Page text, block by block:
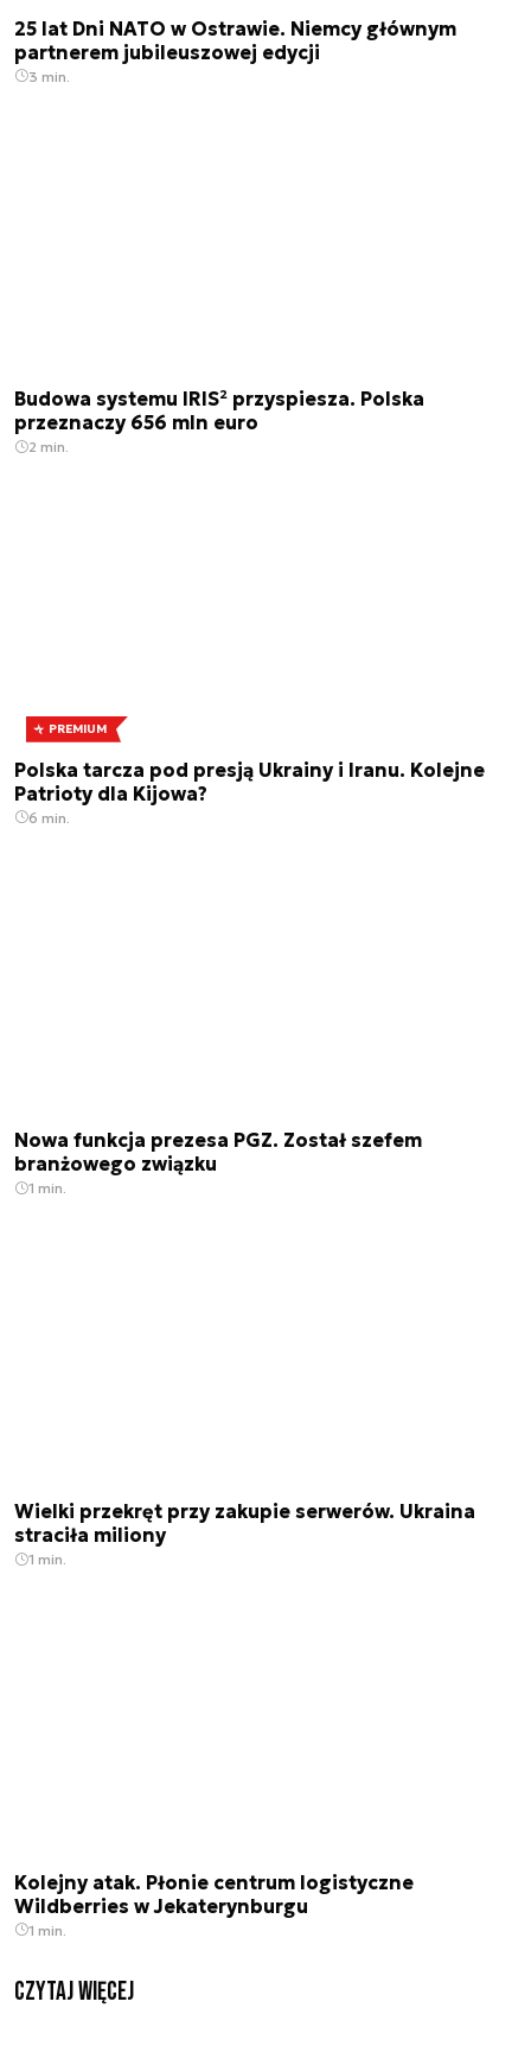
25 lat Dni NATO w Ostrawie. Niemcy głównym
partnerem jubileuszowej edycji
3 min.
Budowa systemu IRIS² przyspiesza. Polska
przeznaczy 656 mln euro
2 min.
PREMIUM
Polska tarcza pod presją Ukrainy i Iranu. Kolejne
Patrioty dla Kijowa?
6 min.
Nowa funkcja prezesa PGZ. Został szefem
branżowego związku
1 min.
Wielki przekręt przy zakupie serwerów. Ukraina
straciła miliony
1 min.
Kolejny atak. Płonie centrum logistyczne
Wildberries w Jekaterynburgu
1 min.
czytaj więcej